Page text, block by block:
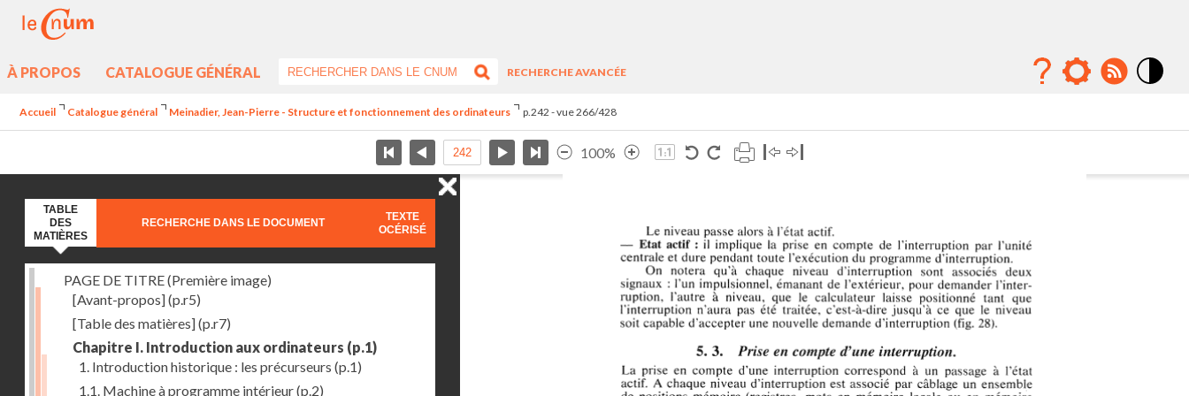
À PROPOS CATALOGUE GÉNÉRAL
RECHERCHE AVANCÉE
Accueil Catalogue général Meinadier, Jean-Pierre - Structure et fonctionnement des ordinateurs p.242 - vue 266/428
100%
TABLE
DES
MATIÈRES
RECHERCHE DANS LE DOCUMENT
TEXTE
OCÉRISÉ
PAGE DE TITRE (Première image)
[Avant-propos](p.r5)
[Table des matières](p.r7)
Chapitre I. Introduction aux ordinateurs (p.1)
1. Introduction historique : les précurseurs (p.1)
1.1. Machine à programme intérieur(p.2)